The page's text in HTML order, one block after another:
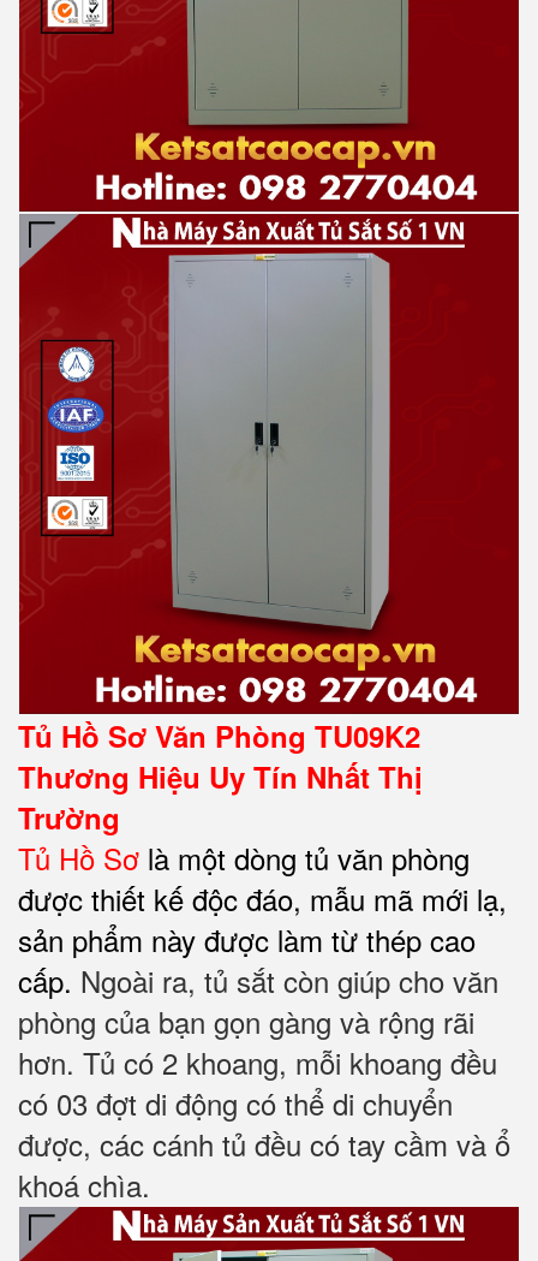
Tủ Hồ Sơ Văn Phòng TU09K2
Thương Hiệu Uy Tín Nhất Thị
Trường
Tủ Hồ Sơ là một dòng tủ văn phòng
được thiết kế độc đáo, mẫu mã mới lạ,
sản phẩm này được làm từ thép cao
cấp. Ngoài ra, tủ sắt còn giúp cho văn
phòng của bạn gọn gàng và rộng rãi
hơn. Tủ có 2 khoang, mỗi khoang đều
có 03 đợt di động có thể di chuyển
được, các cánh tủ đều có tay cầm và ổ
khoá chìa.